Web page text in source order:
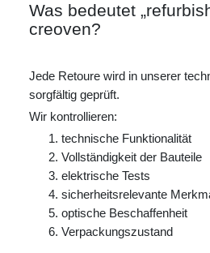
Was bedeutet
creoven?
Jede Retoure wird in unserer
sorgfältig geprüft.
Wir kontrollieren:
technische Funktionalität
Vollständigkeit der Bauteile
elektrische Tests
sicherheitsrelevante
optische Beschaffenheit
Verpackungszustand